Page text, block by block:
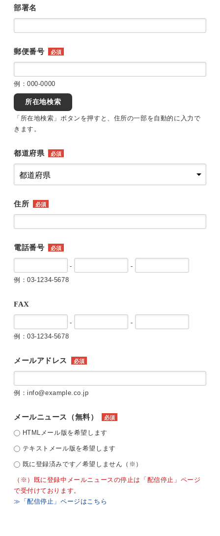
部署名
郵便番号 必須
例：000-0000
所在地検索
「所在地検索」ボタンを押すと、住所の一部を自動的に入力で
きます。
都道府県 必須
住所 必須
電話番号 必須
-
-
例：03-1234-5678
FAX
-
-
例：03-1234-5678
メールアドレス 必須
例：info@example.co.jp
メールニュース（無料） 必須
HTMLメール版を希望します
テキストメール版を希望します
既に登録済みです／希望しません（※）
（※）既に登録中メールニュースの停止は「配信停止」ページ
で受付けております。
≫「配信停止」ページはこちら